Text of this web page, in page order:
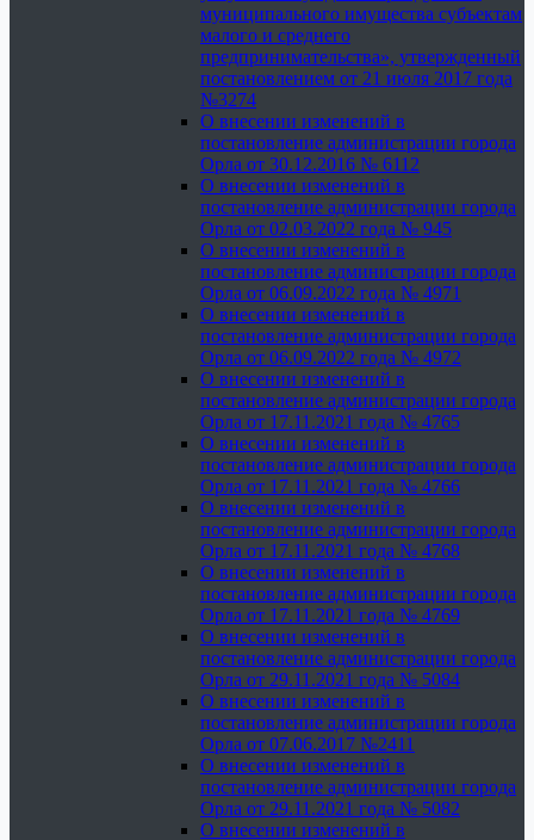
муниципального имущества субъектам
малого и среднего
предпринимательства», утвержденный
постановлением от 21 июля 2017 года
№3274
О внесении изменений в
постановление администрации города
Орла от 30.12.2016 № 6112
О внесении изменений в
постановление администрации города
Орла от 02.03.2022 года № 945
О внесении изменений в
постановление администрации города
Орла от 06.09.2022 года № 4971
О внесении изменений в
постановление администрации города
Орла от 06.09.2022 года № 4972
О внесении изменений в
постановление администрации города
Орла от 17.11.2021 года № 4765
О внесении изменений в
постановление администрации города
Орла от 17.11.2021 года № 4766
О внесении изменений в
постановление администрации города
Орла от 17.11.2021 года № 4768
О внесении изменений в
постановление администрации города
Орла от 17.11.2021 года № 4769
О внесении изменений в
постановление администрации города
Орла от 29.11.2021 года № 5084
О внесении изменений в
постановление администрации города
Орла от 07.06.2017 №2411
О внесении изменений в
постановление администрации города
Орла от 29.11.2021 года № 5082
О внесении изменений в